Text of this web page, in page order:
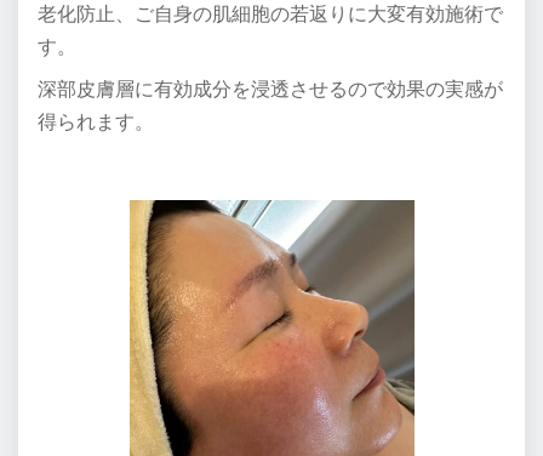
老化防止、ご自身の肌細胞の若返りに大変有効施術で
す。
深部皮膚層に有効成分を浸透させるので効果の実感が
得られます。